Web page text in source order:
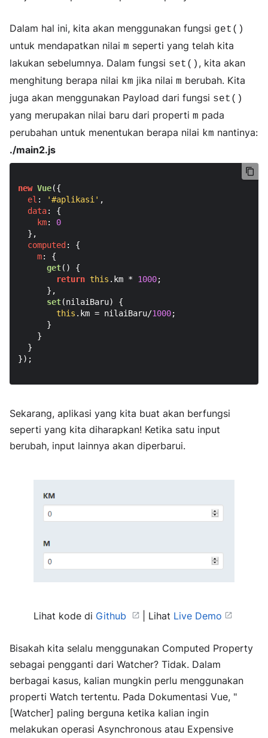
Dalam hal ini, kita akan menggunakan fungsi get()
untuk mendapatkan nilai m seperti yang telah kita
lakukan sebelumnya. Dalam fungsi set() , kita akan
menghitung berapa nilai km jika nilai m berubah. Kita
juga akan menggunakan Payload dari fungsi set()
yang merupakan nilai baru dari properti m pada
perubahan untuk menentukan berapa nilai km nantinya:
./main2.js
new Vue({
el : '#aplikasi' ,
data: {
km: 0
  },
computed : {
m: {
get( ) {
return this . km * 1000;
      },
set(nilaiBaru) {
this . km = nilaiBaru/1000;
      }
    }
  }
});
Sekarang, aplikasi yang kita buat akan berfungsi
seperti yang kita diharapkan! Ketika satu input
berubah, input lainnya akan diperbarui.
Lihat kode di Github | Lihat Live Demo
Bisakah kita selalu menggunakan Computed Property
sebagai pengganti dari Watcher? Tidak. Dalam
berbagai kasus, kalian mungkin perlu menggunakan
properti Watch tertentu. Pada Dokumentasi Vue, "
[Watcher] paling berguna ketika kalian ingin
melakukan operasi Asynchronous atau Expensive